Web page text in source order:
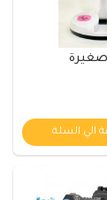
الي السلة